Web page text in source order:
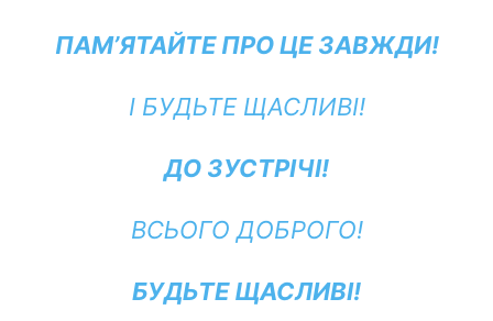
ПАМ’ЯТАЙТЕ ПРО ЦЕ ЗАВЖДИ!
І БУДЬТЕ ЩАСЛИВІ!
ДО ЗУСТРІЧІ!
ВСЬОГО ДОБРОГО!
БУДЬТЕ ЩАСЛИВІ!